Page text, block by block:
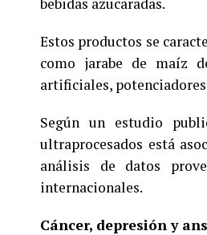
Estos productos se
como jarabe de maíz
artificiales,
Según un estudio
ultraprocesados está
análisis de datos
internacionales.
Cáncer, depresión y